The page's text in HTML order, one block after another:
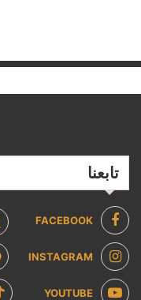
تابعنا
FACEBOOK
INSTAGRAM
YOUTUBE